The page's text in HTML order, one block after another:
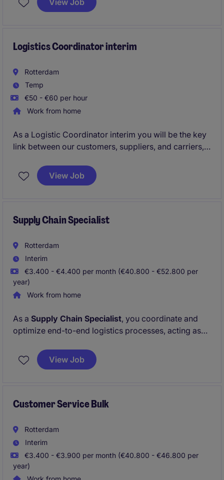
development, helping to grow existing customer
market.
View Job
Logistics Coordinator interim
Rotterdam
Temp
€50 - €60 per hour
Work from home
As a Logistic Coordinator interim you will be the key
link between our customers, suppliers, and carriers,
ensure the smooth and efficient operation of our
logistics activities. You will get a unique insight into
View Job
Supply Chain Specialist
Rotterdam
Interim
€3.400 - €4.400 per month (€40.800 - €52.800 per
year)
Work from home
As a Supply Chain Specialist, you coordinate and
optimize end-to-end logistics processes, acting as
and logistics teams. You oversee customs and
export-related activities, manage logistics service
stakeholder management, and operational
View Job
Customer Service Bulk
Rotterdam
Interim
€3.400 - €3.900 per month (€40.800 - €46.800 per
year)